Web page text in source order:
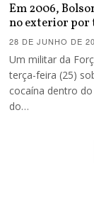
Em 2006,
no exterior
28 DE JUNHO DE
Um militar da
terça-feira (25)
cocaína dentro
do…